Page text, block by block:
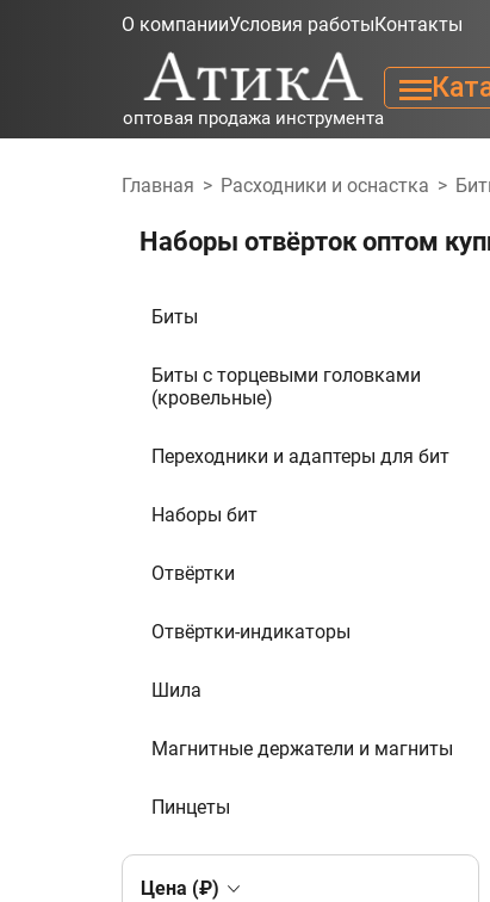
О компанииУсловия работыКонтакты
оптовая продажа инструмента
Главная > Расходники и оснастка >
Наборы отвёрток оптом
Биты
Биты с торцевыми головками
(кровельные)
Переходники и адаптеры для бит
Наборы бит
Отвёртки
Отвёртки-индикаторы
Шила
Магнитные держатели и магниты
Пинцеты
Цена (₽)